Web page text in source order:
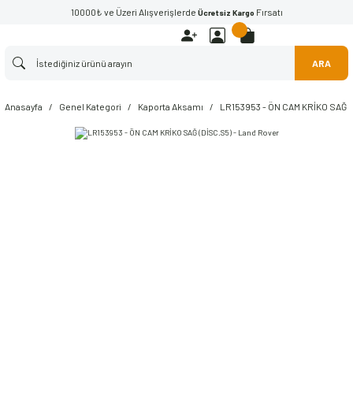
10000₺ ve Üzeri Alışverişlerde Ücretsiz Kargo Fırsatı
ARA
Anasayfa Genel Kategori Kaporta Aksamı LR153953 - ÖN CAM KRİKO